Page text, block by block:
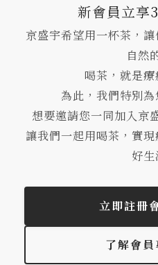
新會員立享
京盛宇希望用一杯茶，
自然
喝茶，就是
為此，我們特別
想要邀請您一同加入京
讓我們一起用喝茶，實
好生
立即註冊
了解會